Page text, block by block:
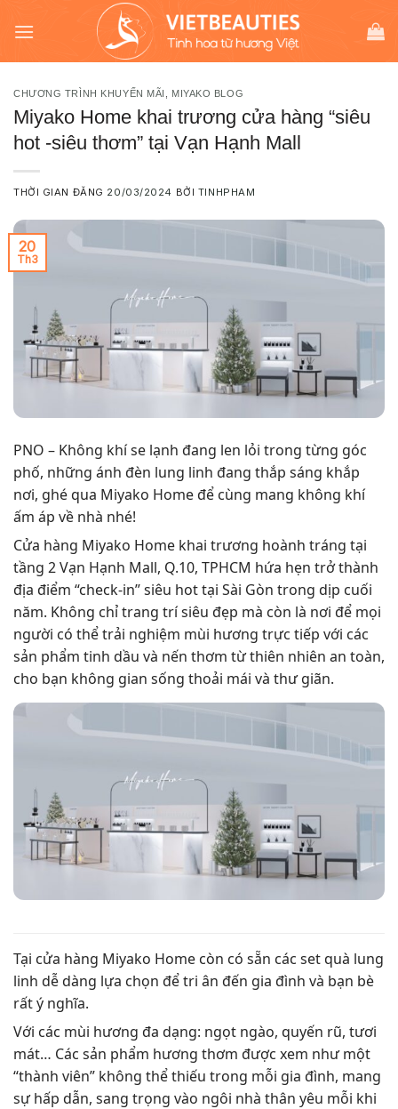
đến
CHƯƠNG TRÌNH KHUYẾN MÃI MIYAKO BLOG
Miyako Home khai trương cửa hàng “siêu
hot -siêu thơm” tại Vạn Hạnh Mall
THỜI GIAN ĐĂNG 20/03/2024 BỞI TINHPHAM
20
Th3
PNO – Không khí se lạnh đang len lỏi trong từng góc
phố, những ánh đèn lung linh đang thắp sáng khắp
nơi, ghé qua Miyako Home để cùng mang không khí
ấm áp về nhà nhé!
Cửa hàng Miyako Home khai trương hoành tráng tại
tầng 2 Vạn Hạnh Mall, Q.10, TPHCM hứa hẹn trở thành
địa điểm “check-in” siêu hot tại Sài Gòn trong dịp cuối
năm. Không chỉ trang trí siêu đẹp mà còn là nơi để mọi
người có thể trải nghiệm mùi hương trực tiếp với các
sản phẩm tinh dầu và nến thơm từ thiên nhiên an toàn,
cho bạn không gian sống thoải mái và thư giãn.
Tại cửa hàng Miyako Home còn có sẵn các set quà lung
linh dễ dàng lựa chọn để tri ân đến gia đình và bạn bè
rất ý nghĩa.
Với các mùi hương đa dạng: ngọt ngào, quyến rũ, tươi
mát… Các sản phẩm hương thơm được xem như một
“thành viên” không thể thiếu trong mỗi gia đình, mang
sự hấp dẫn, sang trọng vào ngôi nhà thân yêu mỗi khi